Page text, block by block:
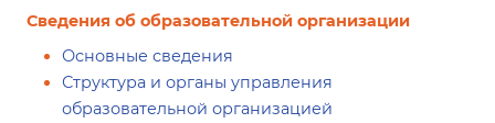
Сведения об образовательной организации
Основные сведения
Структура и органы управления
образовательной организацией